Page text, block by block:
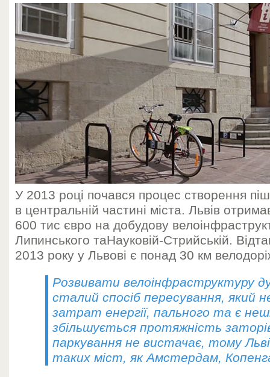
У 2013 році почався процес створення
в центральній частині міста. Львів
600 тис євро на добудову
Липинського таНауковій-Стрийській.
2013 року у Львові є понад 30 км
Розвивати велоінфраструктуру
сталий спосіб пересування, який
затрат енергії, пального та є
збільшується протяжність
паркування не вистачає, тому
таких міст, як Амстердам,